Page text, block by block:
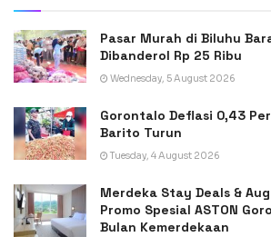
Pasar Murah di Biluhu
Dibanderol Rp 25 Ribu
Wednesday, 5 August 2026
Gorontalo Deflasi 0,43
Barito Turun
Tuesday, 4 August 2026
Merdeka Stay Deals &
Promo Spesial ASTON
Bulan Kemerdekaan